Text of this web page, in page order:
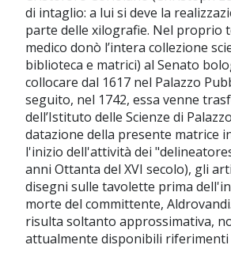
di intaglio: a lui si deve la
parte delle xilografie. Nel proprio
medico donò l’intera collezione
biblioteca e matrici) al Senato
collocare dal 1617 nel Palazzo
seguito, nel 1742, essa venne
dell’Istituto delle Scienze di
datazione della presente matrice
l'inizio dell'attività dei
anni Ottanta del XVI secolo), gli
disegni sulle tavolette prima
morte del committente,
risulta soltanto approssimativa,
attualmente disponibili riferimenti